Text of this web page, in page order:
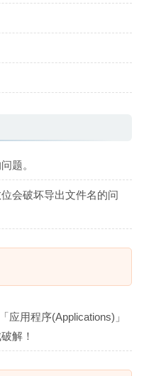
题。
会破坏导出文件名的问
应用程序(Applications)」
解！